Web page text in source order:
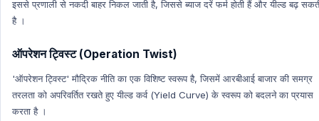
इससे प्रणाली से नकदी बाहर निकल जाती है, जिससे ब्याज दरें फर्म होती हैं और यील्ड बढ़
है ।
ऑपरेशन ट्विस्ट (Operation Twist)
'ऑपरेशन ट्विस्ट' मौद्रिक नीति का एक विशिष्ट स्वरूप है, जिसमें आरबीआई बाजार की समग्र
तरलता को अपरिवर्तित रखते हुए यील्ड कर्व (Yield Curve) के स्वरूप को बदलने का प्रयास
करता है ।